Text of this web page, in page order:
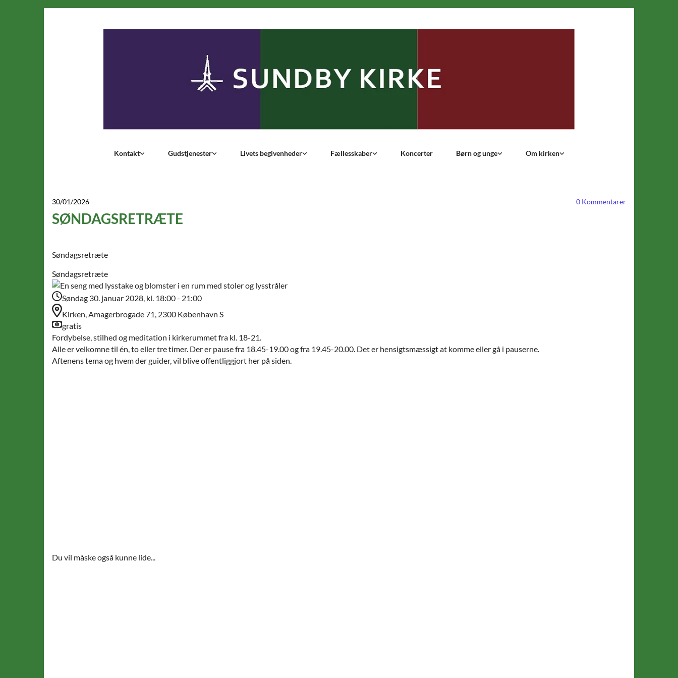
Kontakt Gudstjenester Livets begivenheder Fællesskaber Koncerter Børn og unge Om kirken
30/01/2026 0 Kommentarer
SØNDAGSRETRÆTE
Søndagsretræte
Søndagsretræte
Søndag 30. januar 2028, kl. 18:00 - 21:00
Kirken, Amagerbrogade 71, 2300 København S
gratis
Fordybelse, stilhed og meditation i kirkerummet fra kl. 18-21.
Alle er velkomne til én, to eller tre timer. Der er pause fra 18.45-19.00 og fra 19.45-20.00. Det er hensigtsmæssigt at komme eller gå i pauserne.
Aftenens tema og hvem der guider, vil blive offentliggjort her på siden.
Du vil måske også kunne lide...